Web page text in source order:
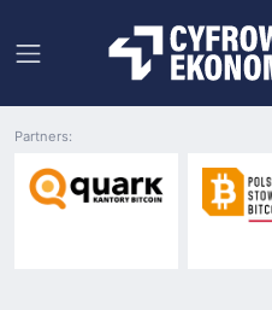
Partners: